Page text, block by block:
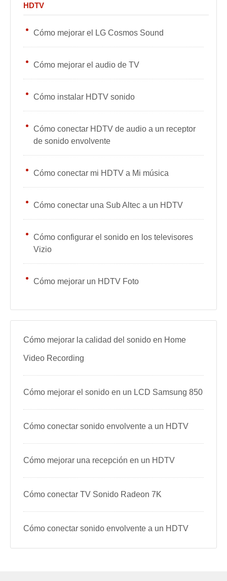
HDTV
Cómo mejorar el LG Cosmos Sound
Cómo mejorar el audio de TV
Cómo instalar HDTV sonido
Cómo conectar HDTV de audio a un receptor
de sonido envolvente
Cómo conectar mi HDTV a Mi música
Cómo conectar una Sub Altec a un HDTV
Cómo configurar el sonido en los televisores
Vizio
Cómo mejorar un HDTV Foto
Cómo mejorar la calidad del sonido en Home
Video Recording
Cómo mejorar el sonido en un LCD Samsung 850
Cómo conectar sonido envolvente a un HDTV
Cómo mejorar una recepción en un HDTV
Cómo conectar TV Sonido Radeon 7K
Cómo conectar sonido envolvente a un HDTV